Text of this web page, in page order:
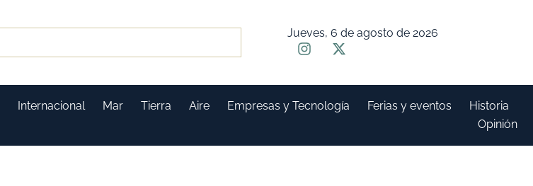
Jueves, 6 de agosto de 2026
Internacional Mar Tierra Aire Empresas y Tecnología Ferias y eventos
Historia
Opinión